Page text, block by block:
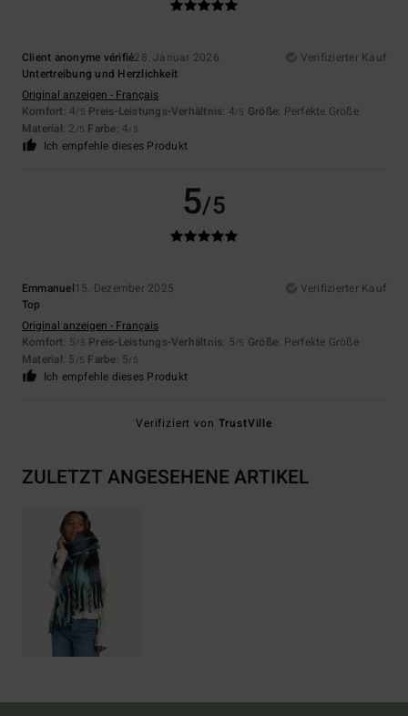
Client anonyme vérifié28. Januar 2026
Verifizierter Kauf
Untertreibung und Herzlichkeit
Original anzeigen - Français
Komfort: 4/5 Preis-Leistungs-Verhältnis: 4/5 Größe: Perfekte Größe
Material: 2 /5 Farbe: 4/5
Ich empfehle dieses Produkt
5/5
Emmanuel15. Dezember 2025
Verifizierter Kauf
Top
Original anzeigen - Français
Komfort: 5/5 Preis-Leistungs-Verhältnis: 5/5 Größe: Perfekte Größe
Material: 5 /5 Farbe: 5/5
Ich empfehle dieses Produkt
Verifiziert von TrustVille
ZULETZT ANGESEHENE ARTIKEL